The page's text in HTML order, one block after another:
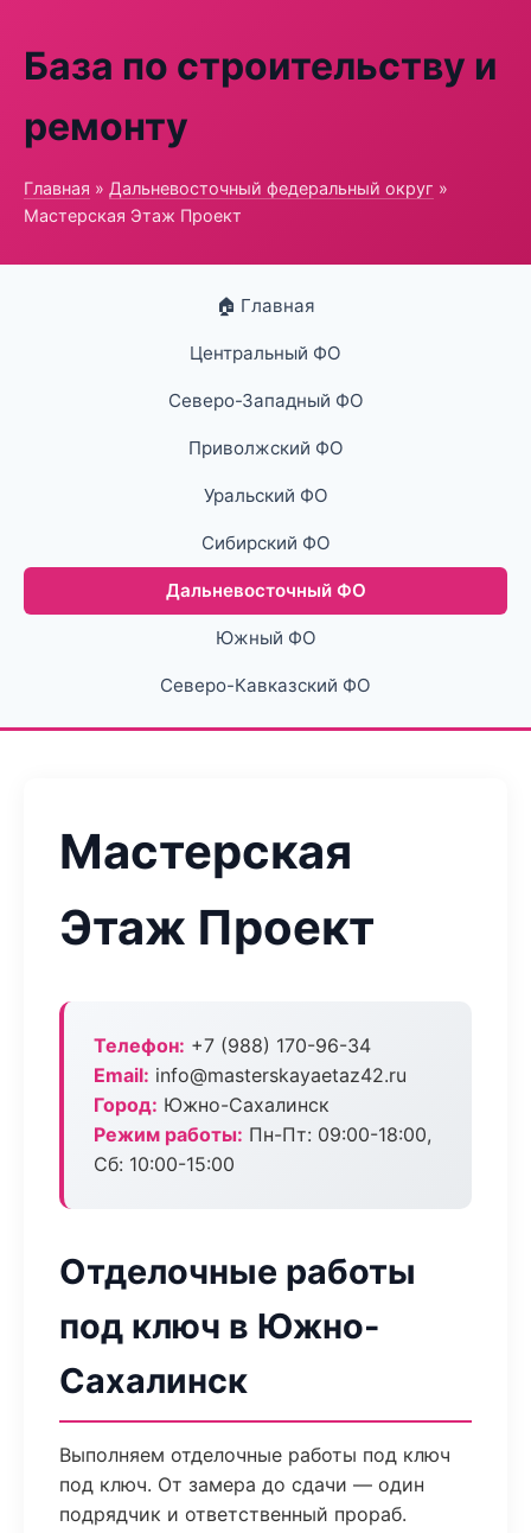
База по строительству и
ремонту
Главная » Дальневосточный федеральный округ »
Мастерская Этаж Проект
🏠 Главная
Центральный ФО
Северо-Западный ФО
Приволжский ФО
Уральский ФО
Сибирский ФО
Дальневосточный ФО
Южный ФО
Северо-Кавказский ФО
Мастерская
Этаж Проект
Телефон: +7 (988) 170-96-34
Email: info@masterskayaetaz42.ru
Город: Южно-Сахалинск
Режим работы: Пн-Пт: 09:00-18:00,
Сб: 10:00-15:00
Отделочные работы
под ключ в Южно-
Сахалинск
Выполняем отделочные работы под ключ
под ключ. От замера до сдачи — один
подрядчик и ответственный прораб.